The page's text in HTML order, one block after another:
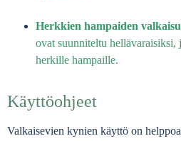
Herkkien hampaiden
ovat suunniteltu hellävaraisiksi,
herkille hampaille.
Käyttöohjeet
Valkaisevien kynien käyttö on